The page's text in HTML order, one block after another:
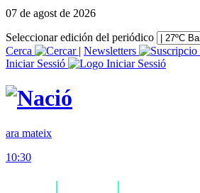
07 de agost de 2026
Seleccionar edición del periódico
Cerca
| Newsletters
Iniciar Sessió
ara mateix
10:30